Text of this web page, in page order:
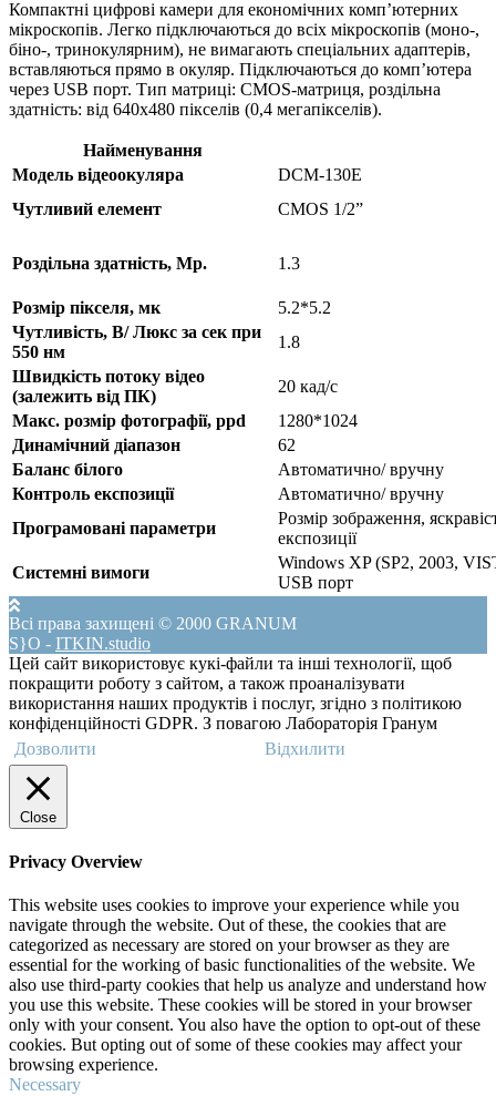
Компактні цифрові камери для економічних комп’ютерних
мікроскопів. Легко підключаються до всіх мікроскопів (моно-,
біно-, тринокулярним), не вимагають спеціальних адаптерів,
вставляються прямо в окуляр. Підключаються до комп’ютера
через USB порт. Тип матриці: CMOS-матриця, роздільна
здатність: від 640х480 пікселів (0,4 мегапікселів).
Найменування
Модель відеоокуляра
DCM-130E
Чутливий елемент
CMOS 1/2”
Роздільна здатність, Мр. 1.3
Розмір пікселя, мк
5.2*5.2
Чутливість, В/ Люкс за сек при
550 нм
1.8
Швидкість потоку відео
(залежить від ПК)
20 кад/с
Макс. розмір фотографії, ррd
1280*1024
Динамічний діапазон
62
Баланс білого
Автоматично/ вручну
Контроль експозиції
Автоматично/ вручну
Програмовані параметри
Розмір зображення,
експозиції
Системні вимоги
Windows XP (SP2, 2003,
USB порт
Всі права захищені © 2000 GRANUM
PP_- ITKIN.studio
Цей сайт використовує кукі-файли та інші технології, щоб
покращити роботу з сайтом, а також проаналізувати
використання наших продуктів і послуг, згідно з політикою
конфіденційності GDPR. З повагою Лабораторія Гранум
Дозволити
Відхилити
Close
Privacy Overview
This website uses cookies to improve your experience while you
navigate through the website. Out of these, the cookies that are
categorized as necessary are stored on your browser as they are
essential for the working of basic functionalities of the website. We
also use third-party cookies that help us analyze and understand how
you use this website. These cookies will be stored in your browser
only with your consent. You also have the option to opt-out of these
cookies. But opting out of some of these cookies may affect your
browsing experience.
Necessary